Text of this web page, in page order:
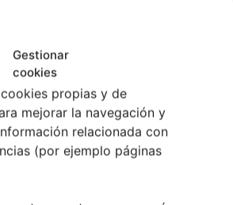
Gestionar
cookies
propias y de
mejorar la navegación y
relacionada con
(por ejemplo páginas